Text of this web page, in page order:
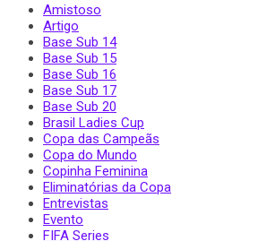
Amistoso
Artigo
Base Sub 14
Base Sub 15
Base Sub 16
Base Sub 17
Base Sub 20
Brasil Ladies Cup
Copa das Campeãs
Copa do Mundo
Copinha Feminina
Eliminatórias da Copa
Entrevistas
Evento
FIFA Series